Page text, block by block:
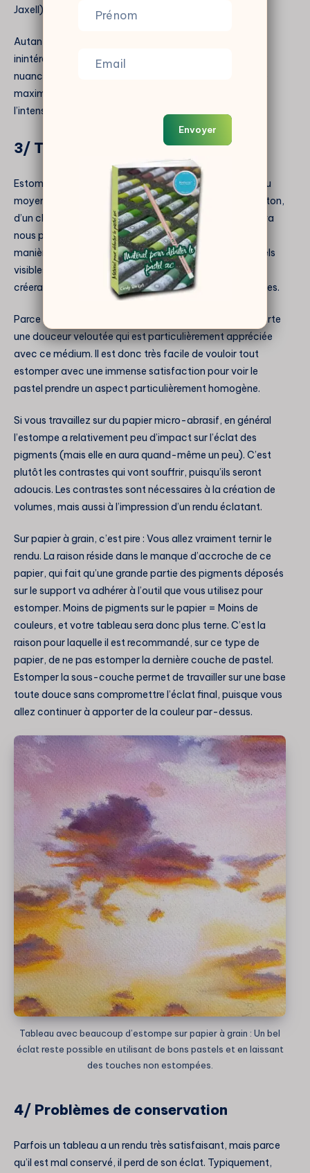
Jaxell) (qui soit dit en passant sont les mêmes).
Autant vous dire que c’était compliqué. Ce n’est pas
inintéressant ceci dit et parfois, on cherche à avoir des
nuances délicates et peu contrastantes. Mais là c’est le
maximum que j’ai pu obtenir en cherchant à pousser
l’intensité avec ce matériel.
3/ Trop d’estompe
Estomper le pastel sec consiste à étaler les pigments au
moyen d’une estompe en papier, de ses doigts, d’un coton,
d’un chiffon, d’un outil à PanPastel, bref.. D’un outil qui va
nous permettre de remplir les aspérités du papier de
manière uniforme, de se débarrasser des traits de pastels
visibles et aussi de fondre les couleurs entre elles. Cela
créera ainsi des transitions progressives très intéressantes.
Parce qu’elle fait disparaître les détails, l’estompe apporte
une douceur veloutée qui est particulièrement appréciée
avec ce médium. Il est donc très facile de vouloir tout
estomper avec une immense satisfaction pour voir le
pastel prendre un aspect particulièrement homogène.
Si vous travaillez sur du papier micro-abrasif, en général
l’estompe a relativement peu d’impact sur l’éclat des
pigments (mais elle en aura quand-même un peu). C’est
plutôt les contrastes qui vont souffrir, puisqu’ils seront
adoucis. Les contrastes sont nécessaires à la création de
volumes, mais aussi à l’impression d’un rendu éclatant.
Sur papier à grain, c’est pire : Vous allez vraiment ternir le
rendu. La raison réside dans le manque d’accroche de ce
papier, qui fait qu’une grande partie des pigments déposés
sur le support va adhérer à l’outil que vous utilisez pour
estomper. Moins de pigments sur le papier = Moins de
couleurs, et votre tableau sera donc plus terne. C’est la
raison pour laquelle il est recommandé, sur ce type de
papier, de ne pas estomper la dernière couche de pastel.
Estomper la sous-couche permet de travailler sur une base
toute douce sans compromettre l’éclat final, puisque vous
allez continuer à apporter de la couleur par-dessus.
Tableau avec beaucoup d’estompe sur papier à grain : Un bel
éclat reste possible en utilisant de bons pastels et en laissant
des touches non estompées.
4/ Problèmes de conservation
Parfois un tableau a un rendu très satisfaisant, mais parce
qu’il est mal conservé, il perd de son éclat. Typiquement,
Envoyer